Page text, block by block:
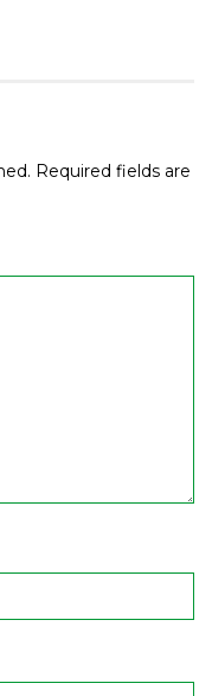
Required fields are